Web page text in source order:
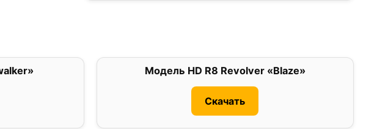
Модель HD R8 Revolver «Blaze»
Скачать